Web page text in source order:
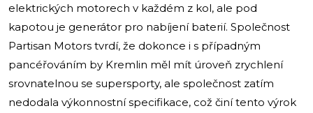
elektrických motorech v každém z kol, ale pod
kapotou je generátor pro nabíjení baterií. Společnost
Partisan Motors tvrdí, že dokonce i s případným
pancéřováním by Kremlin měl mít úroveň zrychlení
srovnatelnou se supersporty, ale společnost zatím
nedodala výkonnostní specifikace, což činí tento výrok